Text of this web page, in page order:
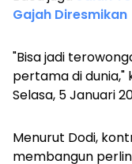
Gajah Diresmikan
"Bisa jadi
pertama di
Selasa, 5 Januari
Menurut Dodi,
membangun